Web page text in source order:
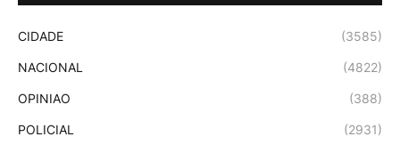
CIDADE (3585)
NACIONAL (4822)
OPINIAO (388)
POLICIAL (2931)